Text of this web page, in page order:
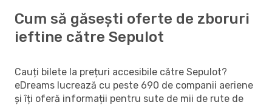
Cum să găsești oferte de zboruri
ieftine către Sepulot
Cauți bilete la prețuri accesibile către Sepulot?
eDreams lucrează cu peste 690 de companii aeriene
și îți oferă informații pentru sute de mii de rute de